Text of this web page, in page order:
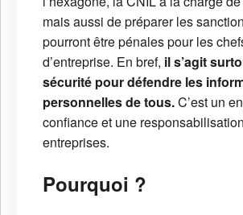
mais aussi de préparer les
pourront être pénales pour les
d’entreprise. En bref, il s’agit
sécurité pour défendre les
personnelles de tous.C’est un
confiance et une
entreprises.
Pourquoi ?